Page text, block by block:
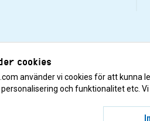
Highlights/KR Distribution AB.
cookies
använder vi cookies för att
och funktionalitet etc.